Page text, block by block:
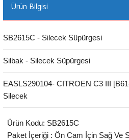
Ürün Bilgisi
SB2615C - Silecek Süpürgesi
Silbak - Silecek Süpürgesi
EASLS290104- CITROEN C3 III
Silecek
Ürün Kodu: SB2615C
Paket İçeriği : Ön Cam İçin Sağ Ve